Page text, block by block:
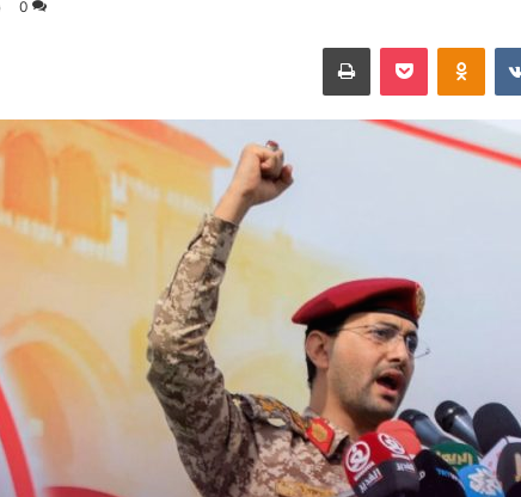
0
Odnoklassniki
‫Pocket طباعة